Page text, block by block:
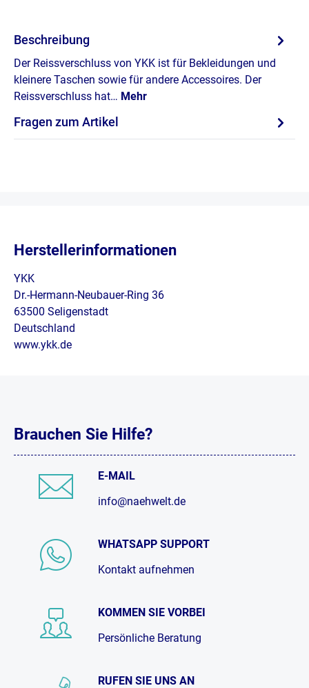
Beschreibung
Der Reissverschluss von YKK ist für Bekleidungen und
kleinere Taschen sowie für andere Accessoires. Der
Reissverschluss hat… Mehr
Fragen zum Artikel
Herstellerinformationen
YKK
Dr.-Hermann-Neubauer-Ring 36
63500 Seligenstadt
Deutschland
www.ykk.de
Brauchen Sie Hilfe?
E-MAIL
info@naehwelt.de
WHATSAPP SUPPORT
Kontakt aufnehmen
KOMMEN SIE VORBEI
Persönliche Beratung
RUFEN SIE UNS AN